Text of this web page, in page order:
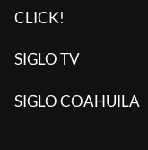
CLICK!
SIGLO TV
SIGLO COAHUILA